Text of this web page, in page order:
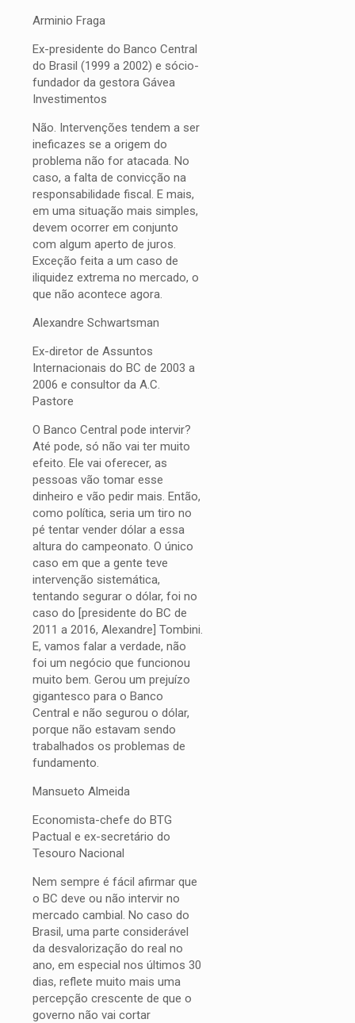
Arminio Fraga
Ex-presidente do Banco Central
do Brasil (1999 a 2002) e sócio-
fundador da gestora Gávea
Investimentos
Não. Intervenções tendem a ser
ineficazes se a origem do
problema não for atacada. No
caso, a falta de convicção na
responsabilidade fiscal. E mais,
em uma situação mais simples,
devem ocorrer em conjunto
com algum aperto de juros.
Exceção feita a um caso de
iliquidez extrema no mercado, o
que não acontece agora.
Alexandre Schwartsman
Ex-diretor de Assuntos
Internacionais do BC de 2003 a
2006 e consultor da A.C.
Pastore
O Banco Central pode intervir?
Até pode, só não vai ter muito
efeito. Ele vai oferecer, as
pessoas vão tomar esse
dinheiro e vão pedir mais. Então,
como política, seria um tiro no
pé tentar vender dólar a essa
altura do campeonato. O único
caso em que a gente teve
intervenção sistemática,
tentando segurar o dólar, foi no
caso do [presidente do BC de
2011 a 2016, Alexandre] Tombini.
E, vamos falar a verdade, não
foi um negócio que funcionou
muito bem. Gerou um prejuízo
gigantesco para o Banco
Central e não segurou o dólar,
porque não estavam sendo
trabalhados os problemas de
fundamento.
Mansueto Almeida
Economista-chefe do BTG
Pactual e ex-secretário do
Tesouro Nacional
Nem sempre é fácil afirmar que
o BC deve ou não intervir no
mercado cambial. No caso do
Brasil, uma parte considerável
da desvalorização do real no
ano, em especial nos últimos 30
dias, reflete muito mais uma
percepção crescente de que o
governo não vai cortar